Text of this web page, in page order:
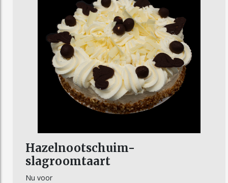
Hazelnootschuim-
slagroomtaart
Nu voor